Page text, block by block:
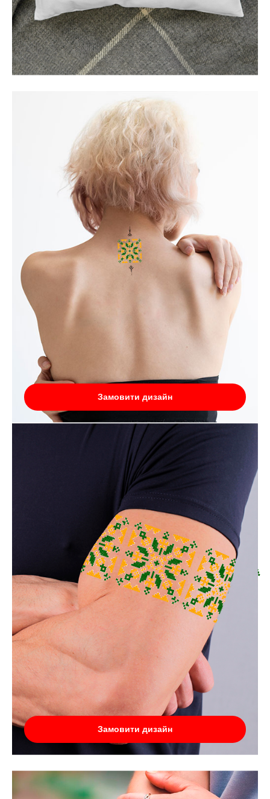
Замовити дизайн
Замовити дизайн